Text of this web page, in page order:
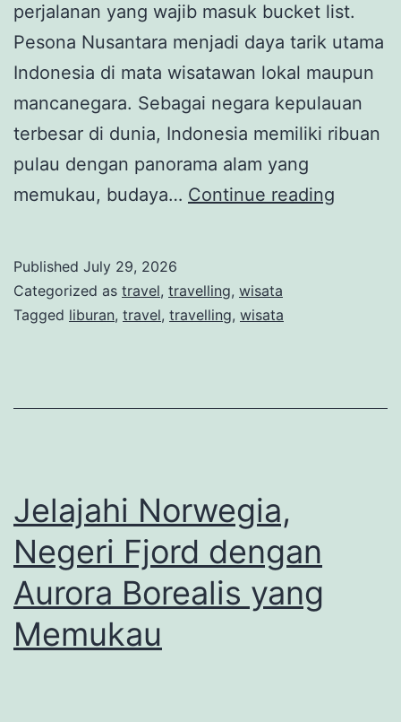
perjalanan yang wajib masuk bucket list.
Pesona Nusantara menjadi daya tarik utama
Indonesia di mata wisatawan lokal maupun
mancanegara. Sebagai negara kepulauan
terbesar di dunia, Indonesia memiliki ribuan
pulau dengan panorama alam yang
memukau, budaya… Continue reading
Kuliner
Published July 29, 2026
Categorized as travel, travelling, wisata
Tagged liburan, travel, travelling, wisata
Jelajahi Norwegia,
Negeri Fjord dengan
Aurora Borealis yang
Memukau